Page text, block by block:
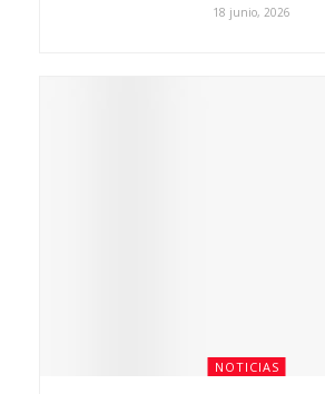
18 junio, 2026
NOTICIAS